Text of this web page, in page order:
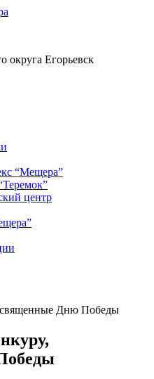
округа Егорьевск
“Мещера”
центр